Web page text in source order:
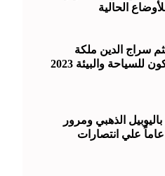
الحالية
سراج الدين ملكة
للسياحة والبيئة 2023
باليوبيل الذهبي ومرور
علي انتصارات